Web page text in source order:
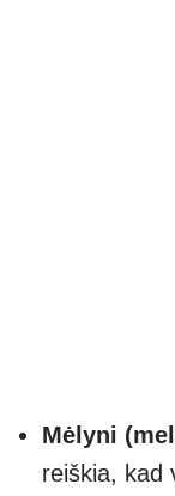
Mėlyni
reiškia, kad